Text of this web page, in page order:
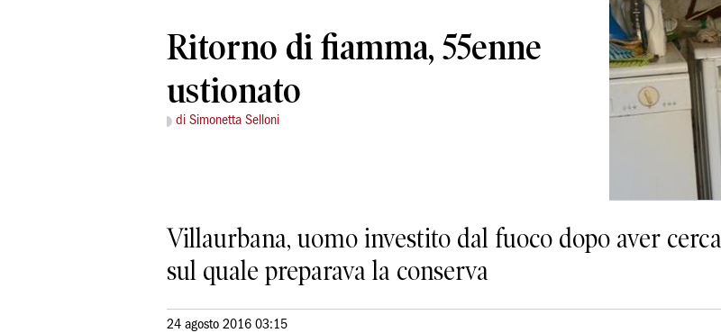
Ritorno di fiamma, 55enne
ustionato
di Simonetta Selloni
Villaurbana, uomo investito dal fuoco dopo aver
sul quale preparava la conserva
24 agosto 2016 03:15